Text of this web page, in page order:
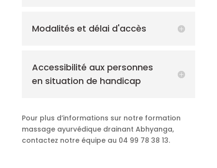
Modalités et délai d'accès
Accessibilité aux personnes
en situation de handicap
Pour plus d’informations sur notre formation
massage ayurvédique drainant Abhyanga,
contactez notre équipe au 04 99 78 38 13.